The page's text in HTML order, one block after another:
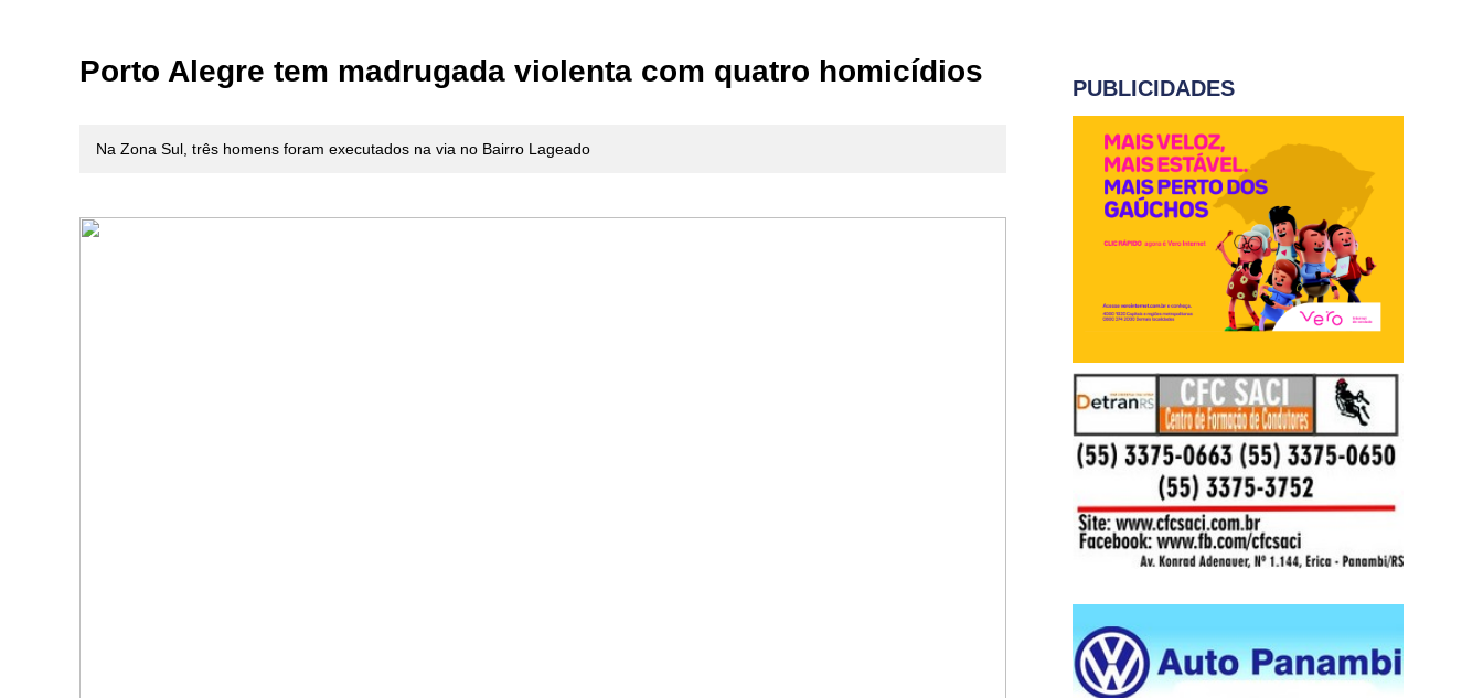
Porto Alegre tem madrugada violenta com quatro homicídios
Na Zona Sul, três homens foram executados na via no Bairro Lageado
PUBLICIDADES